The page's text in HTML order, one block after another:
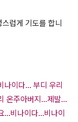
럽게 기도를 합니
이다... 부디 우리
온주아버지...제발...
비나이다...비나이